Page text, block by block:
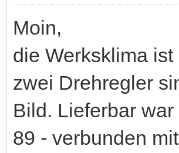
Moin,
die Werksklima
zwei Drehregler
Bild. Lieferbar
89 - verbunden